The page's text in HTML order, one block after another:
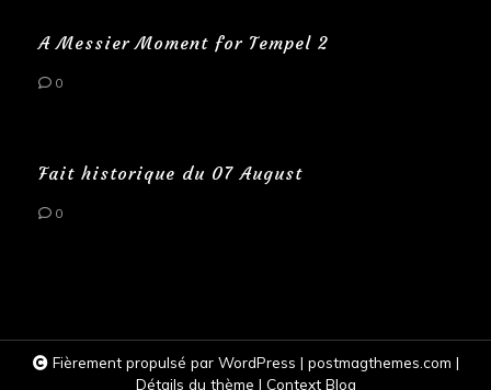
A Messier Moment for Tempel 2
0
Fait historique du 07 August
0
Fièrement propulsé par WordPress | postmagthemes.com |
Détails du thème | Context Blog